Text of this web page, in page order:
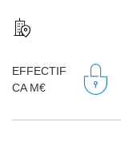
EFFECTIF
CA M€